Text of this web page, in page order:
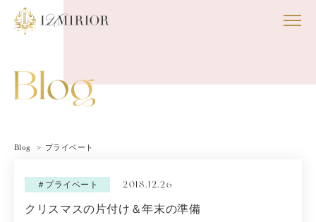
Blog プライベート
＃プライベート 2018.12.26
クリスマスの片付け＆年末の準備